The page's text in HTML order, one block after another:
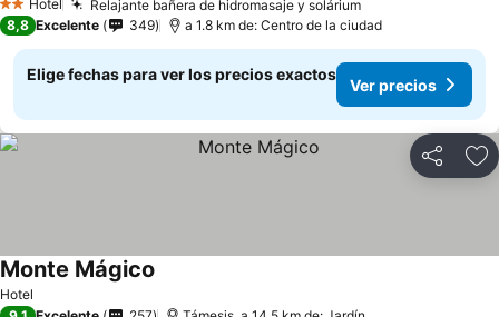
2 Estrellas
Hotel Relajante bañera de hidromasaje y solárium
8,8 Excelente 349 a 1.8 km de: Centro de la ciudad
Elige fechas para ver los precios exactos
Ver precios
Compartir
Hotel
Monte Mágico